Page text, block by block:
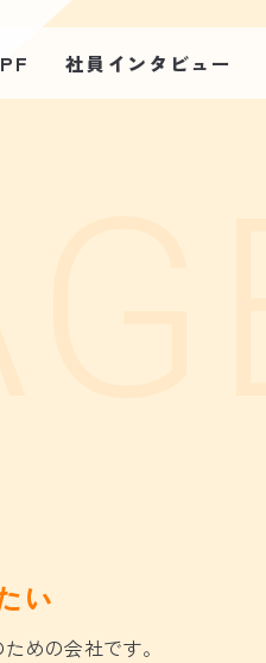
社員インタビュー
い
めの会社です。